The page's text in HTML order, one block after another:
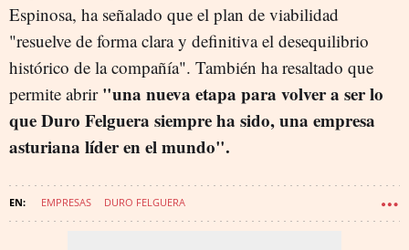
Espinosa, ha señalado que el plan de viabilidad
"resuelve de forma clara y definitiva el desequilibrio
histórico de la compañía". También ha resaltado que
permite abrir "una nueva etapa para volver a ser lo
que Duro Felguera siempre ha sido, una empresa
asturiana líder en el mundo".
EMPRESAS DURO FELGUERA